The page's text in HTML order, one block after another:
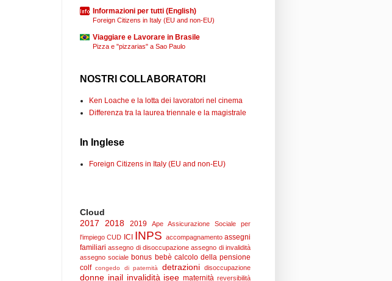
Informazioni per tutti (English)
Foreign Citizens in Italy (EU and non-EU)
Viaggiare e Lavorare in Brasile
Pizza e "pizzarias" a Sao Paulo
NOSTRI COLLABORATORI
Ken Loache e la lotta dei lavoratori nel cinema
Differenza tra la laurea triennale e la magistrale
In Inglese
Foreign Citizens in Italy (EU and non-EU)
Cloud
2017
2018 2019 Ape
Assicurazione Sociale per
l'impiego CUD ICI INPS accompagnamento assegni
familiari assegno di disoccupazione assegno di invalidità
assegno sociale bonus bebè calcolo della pensione
colf congedo di paternità detrazioni disoccupazione
donne inail invalidità isee maternità reversibilità